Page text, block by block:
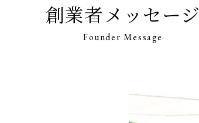
創業者メッセージ
Founder Message